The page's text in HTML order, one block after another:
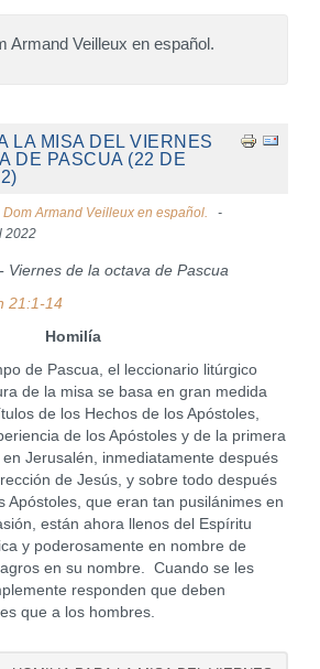
Armand Veilleux en español.
LA MISA DEL VIERNES
DE PASCUA (22 DE
Armand Veilleux en español.
2022
Viernes de la octava de Pascua
21:1-14
Homilía
de Pascua, el leccionario litúrgico
de la misa se basa en gran medida
de los Hechos de los Apóstoles,
de los Apóstoles y de la primera
Jerusalén, inmediatamente después
de Jesús, y sobre todo después
Apóstoles, que eran tan pusilánimes en
están ahora llenos del Espíritu
y poderosamente en nombre de
en su nombre. Cuando se les
responden que deben
que a los hombres.